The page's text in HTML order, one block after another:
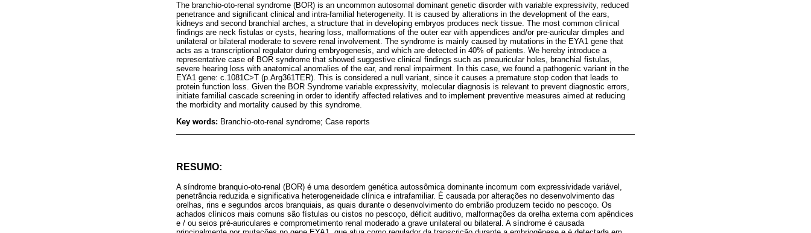
The branchio-oto-renal syndrome (BOR) is an uncommon autosomal dominant genetic disorder with variable expressivity, reduced
penetrance and significant clinical and intra-familial heterogeneity. It is caused by alterations in the development of the ears,
kidneys and second branchial arches, a structure that in developing embryos produces neck tissue. The most common clinical
findings are neck fistulas or cysts, hearing loss, malformations of the outer ear with appendices and/or pre-auricular dimples and
unilateral or bilateral moderate to severe renal involvement. The syndrome is mainly caused by mutations in the EYA1 gene that
acts as a transcriptional regulator during embryogenesis, and which are detected in 40% of patients. We hereby introduce a
representative case of BOR syndrome that showed suggestive clinical findings such as preauricular holes, branchial fistulas,
severe hearing loss with anatomical anomalies of the ear, and renal impairment. In this case, we found a pathogenic variant in the
EYA1 gene: c.1081C>T (p.Arg361TER). This is considered a null variant, since it causes a premature stop codon that leads to
protein function loss. Given the BOR Syndrome variable expressivity, molecular diagnosis is relevant to prevent diagnostic errors,
initiate familial cascade screening in order to identify affected relatives and to implement preventive measures aimed at reducing
the morbidity and mortality caused by this syndrome.
Key words: Branchio-oto-renal syndrome; Case reports
RESUMO:
A síndrome branquio-oto-renal (BOR) é uma desordem genética autossômica dominante incomum com expressividade variável,
penetrância reduzida e significativa heterogeneidade clínica e intrafamiliar. É causada por alterações no desenvolvimento das
orelhas, rins e segundos arcos branquiais, as quais durante o desenvolvimento do embrião produzem tecido no pescoço. Os
achados clínicos mais comuns são fístulas ou cistos no pescoço, déficit auditivo, malformações da orelha externa com apêndices
e / ou seios pré-auriculares e comprometimento renal moderado a grave unilateral ou bilateral. A síndrome é causada